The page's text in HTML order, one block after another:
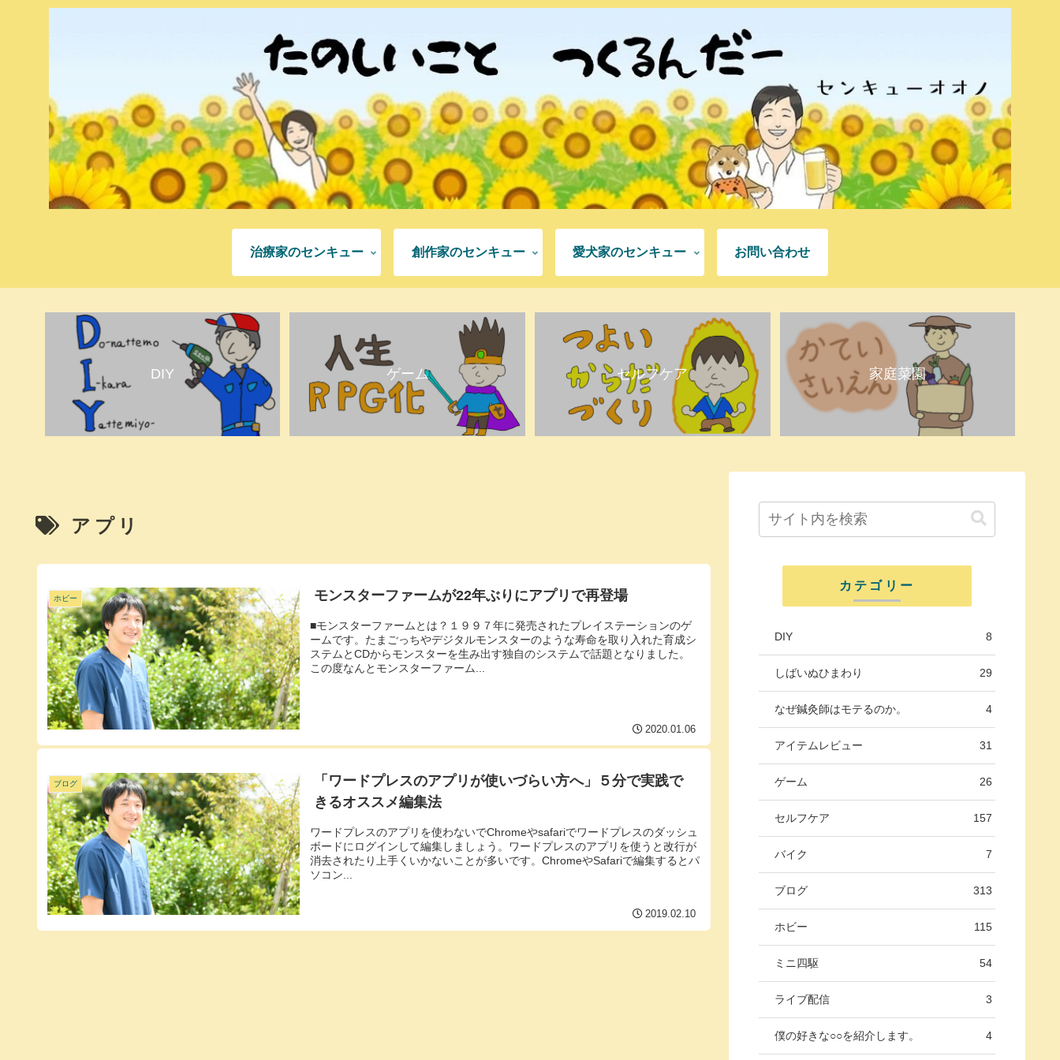
治療家のセンキュー 創作家のセンキュー 愛犬家のセンキュー お問い合わせ
DIY ゲーム セルフケア 家庭菜園
アプリ
ホビー モンスターファームが22年ぶりにアプリで再登場
■モンスターファームとは？１９９７年に発売されたプレイステーションのゲ
ームです。たまごっちやデジタルモンスターのような寿命を取り入れた育成シ
ステムとCDからモンスターを生み出す独自のシステムで話題となりました。
この度なんとモンスターファーム...
2020.01.06
ブログ
「ワードプレスのアプリが使いづらい方へ」５分で実践で
きるオススメ編集法
ワードプレスのアプリを使わないでChromeやsafariでワードプレスのダッシュ
ボードにログインして編集しましょう。ワードプレスのアプリを使うと改行が
消去されたり上手くいかないことが多いです。ChromeやSafariで編集するとパ
ソコン...
2019.02.10
カテゴリー
DIY 8
しばいぬひまわり 29
なぜ鍼灸師はモテるのか。 4
アイテムレビュー 31
ゲーム 26
セルフケア 157
バイク 7
ブログ 313
ホビー 115
ミニ四駆 54
ライブ配信 3
僕の好きな○○を紹介します。 4